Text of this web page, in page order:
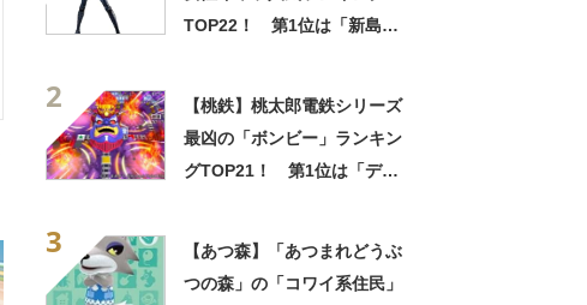
TOP22！ 第1位は「新島
2
【桃鉄】桃太郎電鉄シリーズ
最凶の「ボンビー」ランキン
グTOP21！ 第1位は「デス
3
【あつ森】「あつまれどうぶ
つの森」の「コワイ系住民」